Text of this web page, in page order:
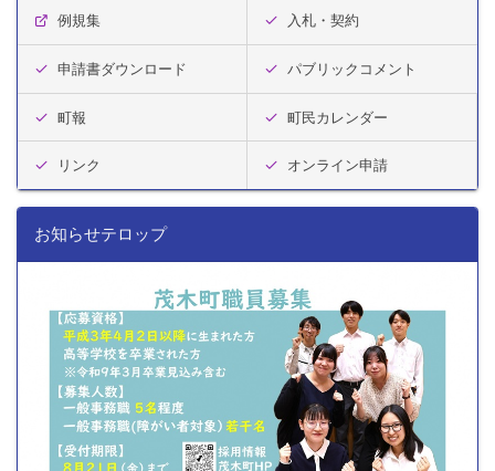
例規集
申請書ダウンロード
町報
リンク
入札・契約
パブリックコメント
町民カレンダー
オンライン申請
お知らせテロップ